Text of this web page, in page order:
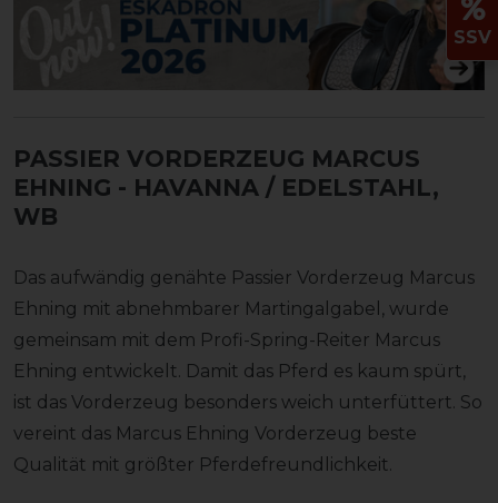
PASSIER VORDERZEUG MARCUS
EHNING - HAVANNA / EDELSTAHL,
WB
Das aufwändig genähte Passier Vorderzeug Marcus
Ehning mit abnehmbarer Martingalgabel, wurde
gemeinsam mit dem Profi-Spring-Reiter Marcus
Ehning entwickelt. Damit das Pferd es kaum spürt,
ist das Vorderzeug besonders weich unterfüttert. So
vereint das Marcus Ehning Vorderzeug beste
Qualität mit größter Pferdefreundlichkeit.
SSV